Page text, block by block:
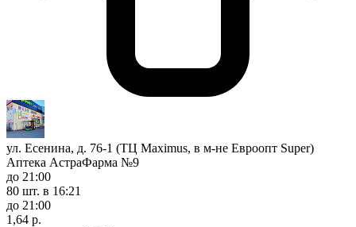
ул. Есенина, д. 76-1 (ТЦ Maximus, в м-не Евроопт Super)
Аптека АстраФарма №9
до 21:00
80 шт. в 16:21
до 21:00
1,64 р.